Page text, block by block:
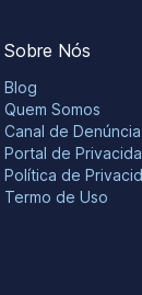
Sobre Nós
Blog
Quem Somos
Canal de Denúncia
Portal de
Política de
Termo de Uso